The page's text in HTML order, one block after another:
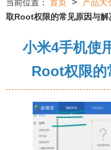
当前位置： 首页 > 产品大
取Root权限的常见原因与解
小米4手机使
Root权限的